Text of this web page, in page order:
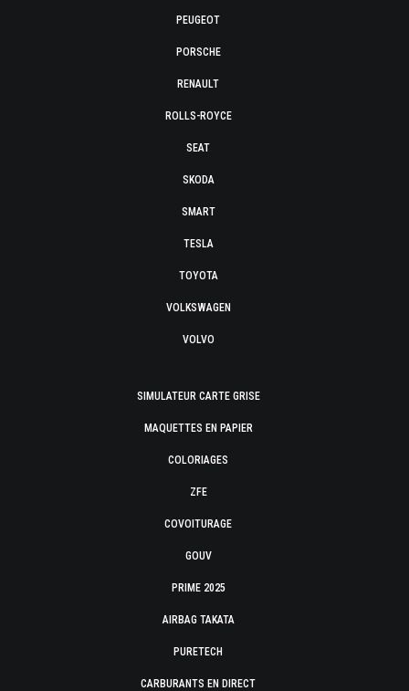
PEUGEOT
PORSCHE
RENAULT
ROLLS-ROYCE
SEAT
SKODA
SMART
TESLA
TOYOTA
VOLKSWAGEN
VOLVO
SIMULATEUR CARTE GRISE
MAQUETTES EN PAPIER
COLORIAGES
ZFE
COVOITURAGE
GOUV
PRIME 2025
AIRBAG TAKATA
PURETECH
CARBURANTS EN DIRECT